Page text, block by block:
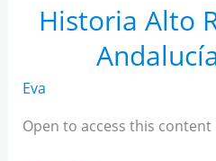
Andalucía
abrilHistoria Alto
Eva
Open to access this content